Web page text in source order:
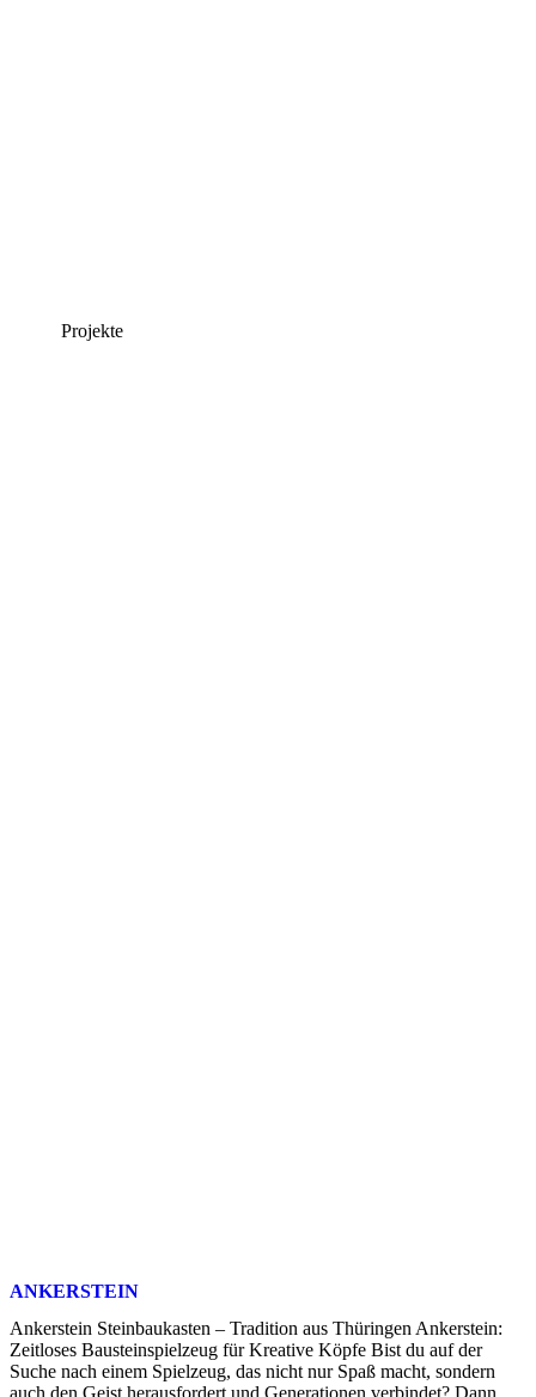
Projekte
ANKERSTEIN
Ankerstein Steinbaukasten – Tradition aus Thüringen Ankerstein:
Zeitloses Bausteinspielzeug für Kreative Köpfe Bist du auf der
Suche nach einem Spielzeug, das nicht nur Spaß macht, sondern